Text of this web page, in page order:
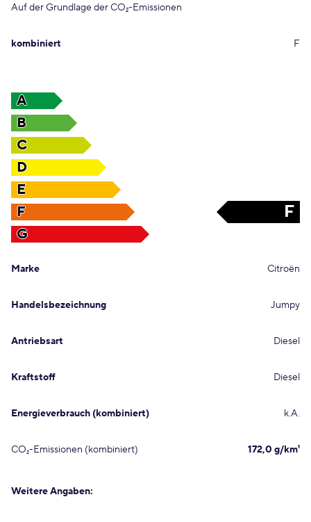
Auf der Grundlage der CO2-Emissionen
kombiniert F
A
B
C
D
E
F
F
G
Marke Citroën
Handelsbezeichnung Jumpy
Antriebsart Diesel
Kraftstoff Diesel
Energieverbrauch (kombiniert) k.A.
CO₂-Emissionen (kombiniert) 172,0 g/km¹
Weitere Angaben: